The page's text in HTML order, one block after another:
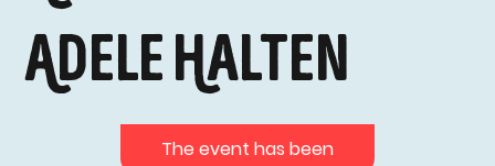
Adele Halten
The event has been